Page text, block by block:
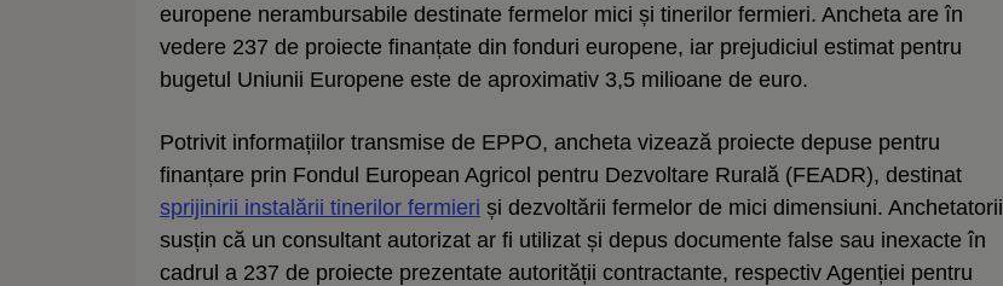
europene nerambursabile destinate fermelor mici și tinerilor fermieri. Ancheta are în
vedere 237 de proiecte finanțate din fonduri europene, iar prejudiciul estimat pentru
bugetul Uniunii Europene este de aproximativ 3,5 milioane de euro.
Potrivit informațiilor transmise de EPPO, ancheta vizează proiecte depuse pentru
finanțare prin Fondul European Agricol pentru Dezvoltare Rurală (FEADR), destinat
sprijinirii instalării tinerilor fermieri și dezvoltării fermelor de mici dimensiuni. Anchetatorii
susțin că un consultant autorizat ar fi utilizat și depus documente false sau inexacte în
cadrul a 237 de proiecte prezentate autorității contractante, respectiv Agenției pentru